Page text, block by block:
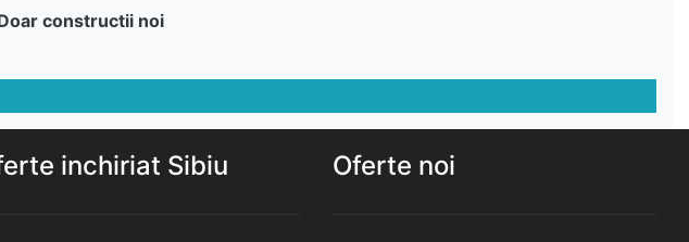
constructii noi
inchiriat Sibiu Oferte noi